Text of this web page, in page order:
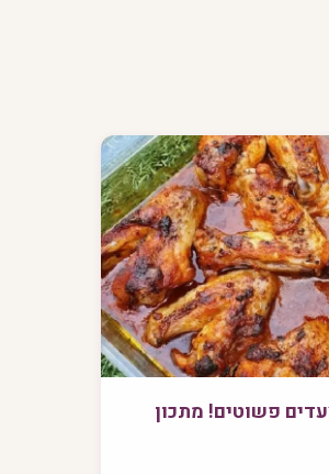
בתנור ב-3 צעדים פשוטים! מתכון